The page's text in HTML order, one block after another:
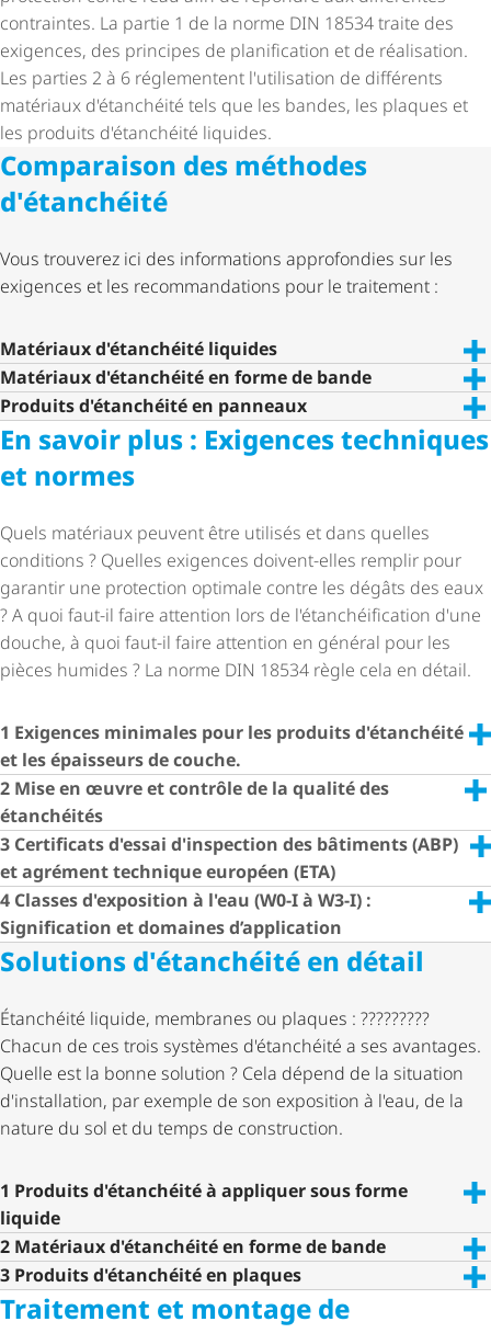
contraintes. La partie 1 de la norme DIN 18534 traite des
exigences, des principes de planification et de réalisation.
Les parties 2 à 6 réglementent l'utilisation de différents
matériaux d'étanchéité tels que les bandes, les plaques et
les produits d'étanchéité liquides.
Comparaison des méthodes
d'étanchéité
Vous trouverez ici des informations approfondies sur les
exigences et les recom­man­da­tions pour le traitement :
Matériaux d'étanchéité liquides
Matériaux d'étanchéité en forme de bande
Produits d'étanchéité en panneaux
En savoir plus : Exigences techniques
et normes
Quels matériaux peuvent être utilisés et dans quelles
conditions ? Quelles exigences doivent-elles remplir pour
garantir une protection optimale contre les dégâts des eaux
? A quoi faut-il faire attention lors de l'étan­chéi­fi­ca­tion d'une
douche, à quoi faut-il faire attention en général pour les
pièces humides ? La norme DIN 18534 règle cela en détail.
1 Exigences minimales pour les produits d'étanchéité
et les épaisseurs de couche.
2 Mise en œuvre et contrôle de la qualité des
étanchéités
3 Certificats d'essai d'inspection des bâtiments (ABP)
et agrément technique européen (ETA)
4 Classes d'exposition à l'eau (W0-I à W3-I) :
Signification et domaines d’application
Solutions d'étanchéité en détail
Étanchéité liquide, membranes ou plaques : ?????????
Chacun de ces trois systèmes d'étanchéité a ses avantages.
Quelle est la bonne solution ? Cela dépend de la situation
d'installation, par exemple de son exposition à l'eau, de la
nature du sol et du temps de construction.
1 Produits d'étanchéité à appliquer sous forme
liquide
2 Matériaux d'étanchéité en forme de bande
3 Produits d'étanchéité en plaques
Traitement et montage de